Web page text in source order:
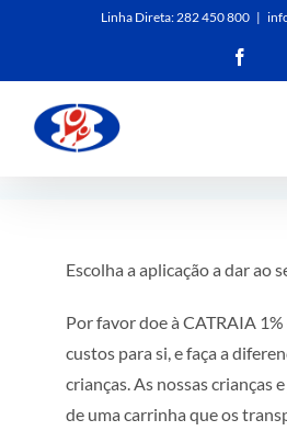
Linha Direta:282 450 800 |
Escolha a aplicação a dar ao
Por favor doe à CATRAIA 1%
custos para si, e faça a
crianças. As nossas crianças
de uma carrinha que os